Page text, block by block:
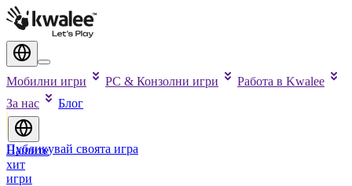
Мобилни игри PC & Конзолни игри
Работа в Kwalee
За нас
Блог
Публикувай своята игра
Нашите
хит
игри